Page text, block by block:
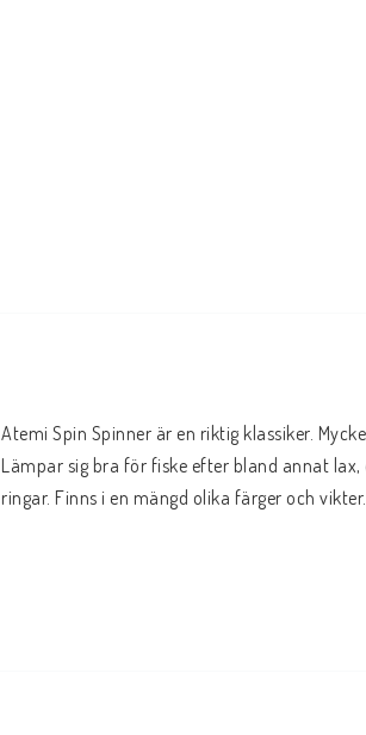
Atemi Spin Spinner är en riktig klassiker.
Lämpar sig bra för fiske efter bland annat
ringar. Finns i en mängd olika färger och vikter.